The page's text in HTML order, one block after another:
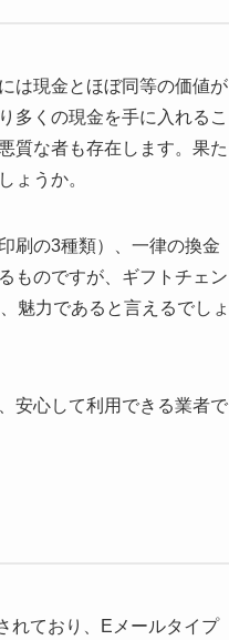
は現金とほぼ同等の価値が
多くの現金を手に入れるこ
質な者も存在します。果た
ょうか。
刷の3種類）、一律の換金
ものですが、ギフトチェン
魅力であると言えるでしょ
安心して利用できる業者で
れており、Eメールタイプ